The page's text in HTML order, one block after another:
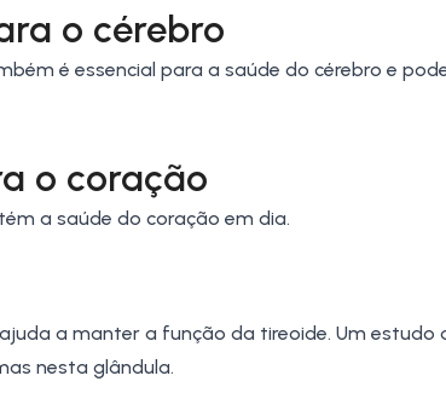
o cérebro
é essencial para a saúde do cérebro e
o coração
a saúde do coração em dia.
a manter a função da tireoide. Um estudo
nesta glândula.